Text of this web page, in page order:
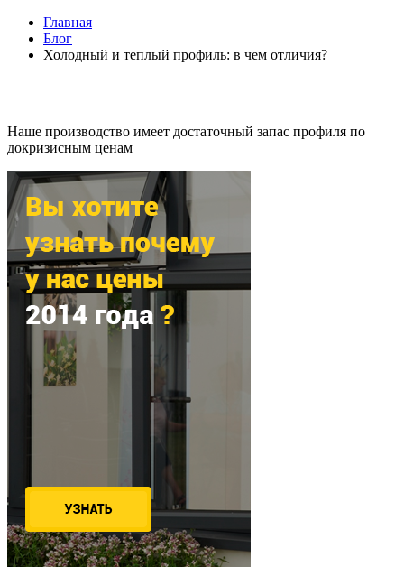
Главная
Блог
Холодный и теплый профиль: в чем отличия?
Наше производство имеет достаточный запас профиля по
докризисным ценам